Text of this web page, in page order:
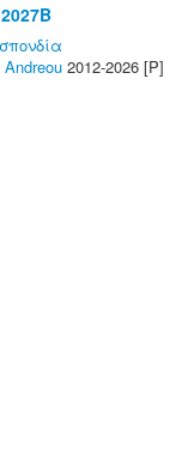
2012-2026 [P]